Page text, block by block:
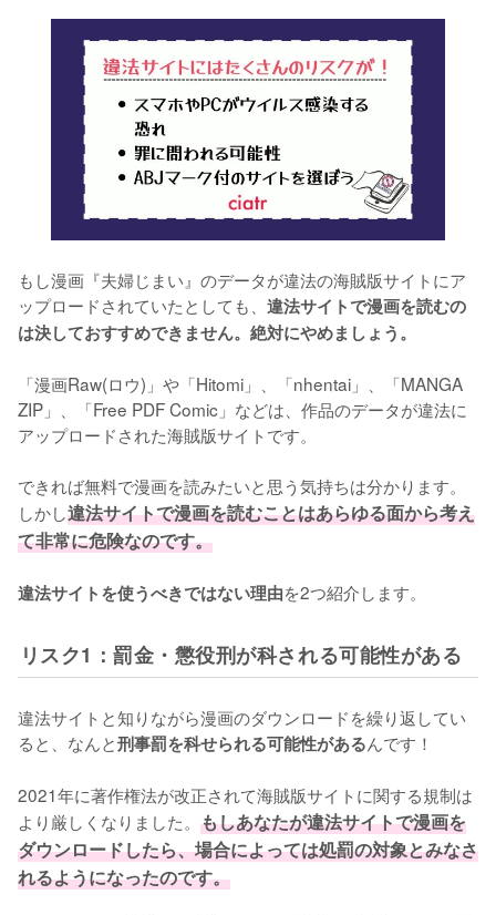
もし漫画『夫婦じまい』のデータが違法の海賊版サイトにア
ップロードされていたとしても、 違法サイトで漫画を読むの
は決しておすすめできません。絶対にやめましょう。
「漫画Raw(ロウ)」や「Hitomi」、「nhentai」、「MANGA
ZIP」、「Free PDF Comic」などは、作品のデータが違法に
アップロードされた海賊版サイトです。
できれば無料で漫画を読みたいと思う気持ちは分かります。
しかし違法サイトで漫画を読むことはあらゆる面から考え
て非常に危険なのです。
違法サイトを使うべきではない理由を2つ紹介します。
リスク1：罰金・懲役刑が科される可能性がある
違法サイトと知りながら漫画のダウンロードを繰り返してい
ると、なんと刑事罰を科せられる可能性があるんです！
2021年に著作権法が改正されて海賊版サイトに関する規制は
より厳しくなりました。 もしあなたが違法サイトで漫画を
ダウンロードしたら、場合によっては処罰の対象とみなさ
れるようになったのです。